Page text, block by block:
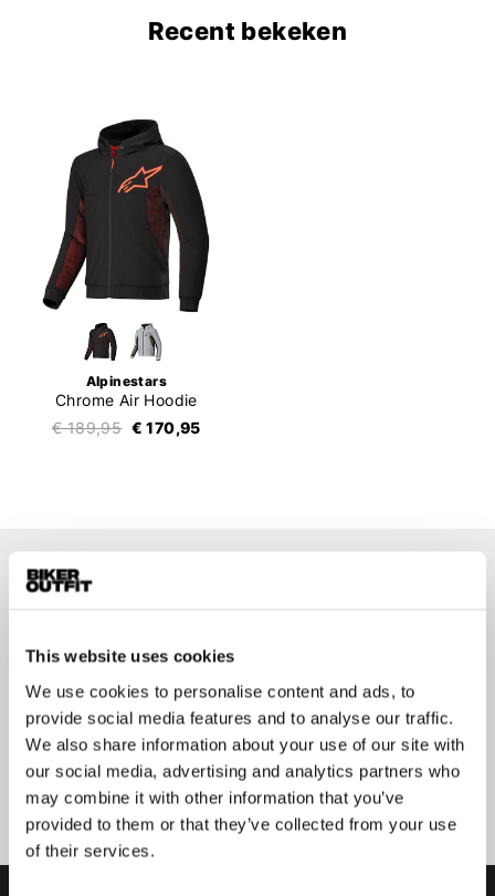
This website uses cookies
We use cookies to personalise content and ads, to
provide social media features and to analyse our traffic.
We also share information about your use of our site with
our social media, advertising and analytics partners who
may combine it with other information that you’ve
provided to them or that they’ve collected from your use
of their services.
Recent bekeken
Alpinestars
Chrome Air Hoodie
€ 189,95 € 170,95
Aanmelden